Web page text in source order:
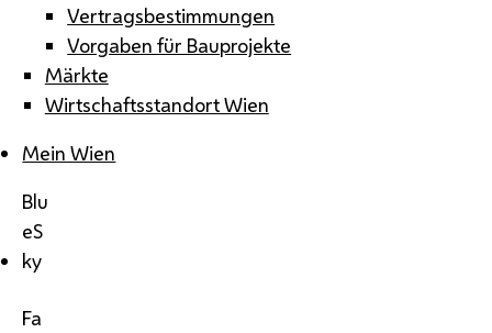
Vertragsbestimmungen
Vorgaben für Bauprojekte
Märkte
Wirtschaftsstandort Wien
Mein Wien
Blu
eS
ky
Fa